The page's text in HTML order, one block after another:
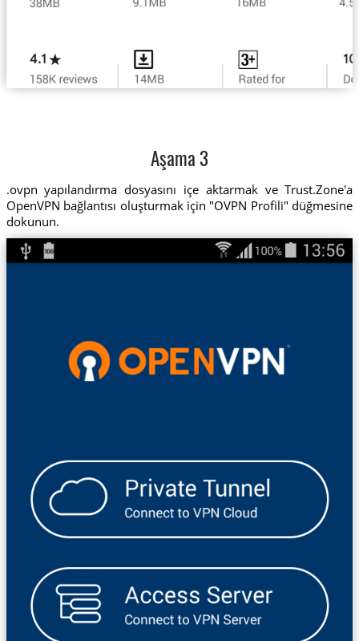
Aşama 3
.ovpn yapılandırma dosyasını içe aktarmak ve Trust.Zone'a
OpenVPN bağlantısı oluşturmak için "OVPN Profili" düğmesine
dokunun.